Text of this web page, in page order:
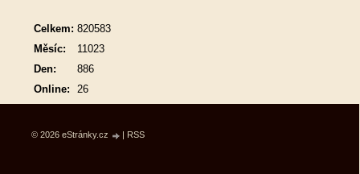
Online: 26
Celkem: 820583
Měsíc:
11023
Den:
886
© 2026 eStránky.cz RSS